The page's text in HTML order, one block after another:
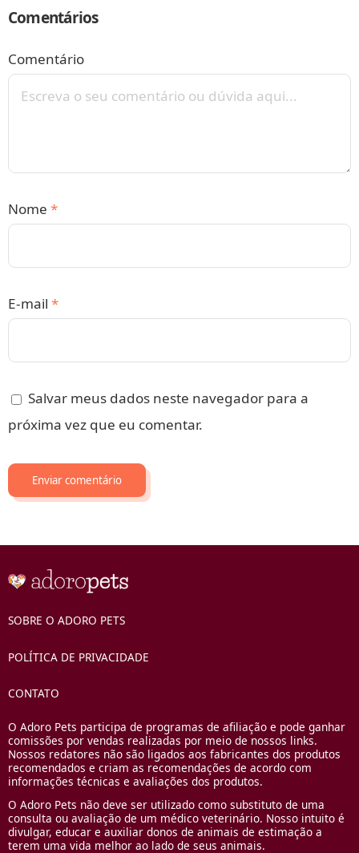
Comentários
Comentário
Nome *
E-mail *
Salvar meus dados neste navegador para a
próxima vez que eu comentar.
SOBRE O ADORO PETS
POLÍTICA DE PRIVACIDADE
CONTATO
O Adoro Pets participa de programas de afiliação e pode ganhar
comissões por vendas realizadas por meio de nossos links.
Nossos redatores não são ligados aos fabricantes dos produtos
recomendados e criam as recomendações de acordo com
informações técnicas e avaliações dos produtos.
O Adoro Pets não deve ser utilizado como substituto de uma
consulta ou avaliação de um médico veterinário. Nosso intuito é
divulgar, educar e auxiliar donos de animais de estimação a
terem uma vida melhor ao lado de seus animais.